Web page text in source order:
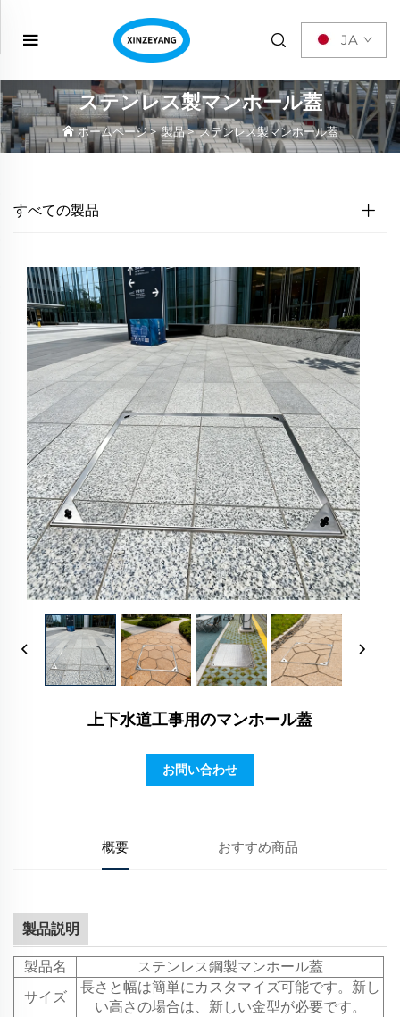
JA
ステンレス製マンホール蓋
ホームページ>製品>ステンレス製マンホール蓋
すべての製品
上下水道工事用のマンホール蓋
お問い合わせ
概要 おすすめ商品
製品説明
製品名
ステンレス鋼製マンホール蓋
サイズ
長さと幅は簡単にカスタマイズ可能です。新し
い高さの場合は、新しい金型が必要です。